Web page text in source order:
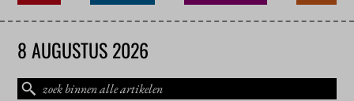
8 AUGUSTUS 2026